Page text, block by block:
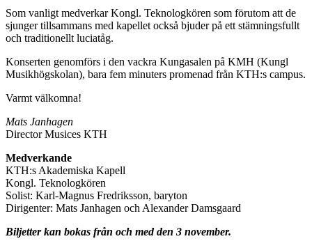
Som vanligt medverkar Kongl. Teknologkören som förutom att de
sjunger tillsammans med kapellet också bjuder på ett stämningsfullt
och traditionellt luciatåg.
Konserten genomförs i den vackra Kungasalen på KMH (Kungl
Musikhögskolan), bara fem minuters promenad från KTH:s campus.
Varmt välkomna!
Mats Janhagen
Director Musices KTH
Medverkande
KTH:s Akademiska Kapell
Kongl. Teknologkören
Solist: Karl-Magnus Fredriksson, baryton
Dirigenter: Mats Janhagen och Alexander Damsgaard
Biljetter kan bokas från och med den 3 november.